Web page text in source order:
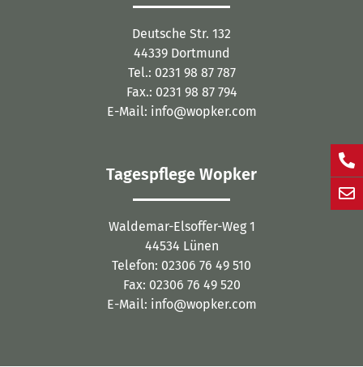
Deutsche Str. 132
44339 Dortmund
Tel.: 0231 98 87 787
Fax.: 0231 98 87 794
E-Mail: info@wopker.com
Tagespflege Wopker
Waldemar-Elsoffer-Weg 1
44534 Lünen
Telefon: 02306 76 49 510
Fax: 02306 76 49 520
E-Mail: info@wopker.com